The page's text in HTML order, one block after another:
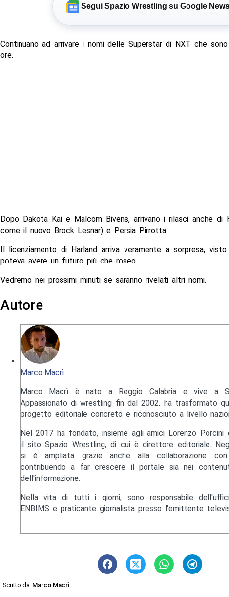
Segui Spazio Wrestling su Google News
Continuano ad arrivare i nomi delle Superstar di NXT che
ore.
Dopo Dakota Kai e Malcom Bivens, arrivano i rilasci anche di
come il nuovo Brock Lesnar) e Persia Pirrotta.
Il licenziamento di Harland arriva veramente a sorpresa,
poteva avere un futuro più che roseo.
Vedremo nei prossimi minuti se saranno rivelati altri nomi.
Autore
Marco Macrì
Marco Macrì è nato a Reggio Calabria e vive a
Appassionato di wrestling fin dal 2002, ha trasformato
progetto editoriale concreto e riconosciuto a livello
Nel 2017 ha fondato, insieme agli amici Lorenzo Porcini
il sito Spazio Wrestling, di cui è direttore editoriale.
si è ampliata grazie anche alla collaborazione con
contribuendo a far crescere il portale sia nei
dell'informazione.
Nella vita di tutti i giorni, sono responsabile
ENBIMS e praticante giornalista presso l'emittente
Scritto da Marco Macrì